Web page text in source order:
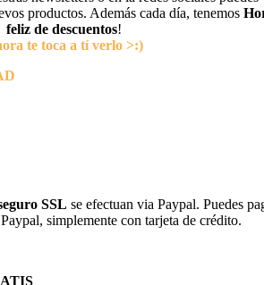
productos. Además cada día, tenemos
feliz de descuentos!
te toca a tí verlo >:)
SSL se efectuan via Paypal. Puedes
simplemente con tarjeta de crédito.